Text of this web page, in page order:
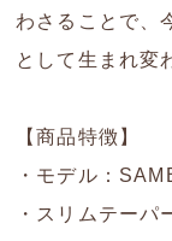
わさることで、
として生まれ変
【商品特徴】
・モデル：
・スリムテーパ